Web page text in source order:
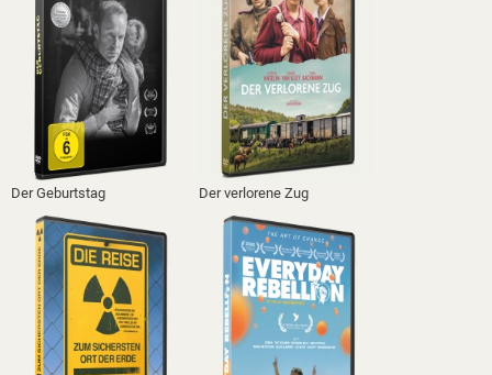
Der Geburtstag Der verlorene Zug